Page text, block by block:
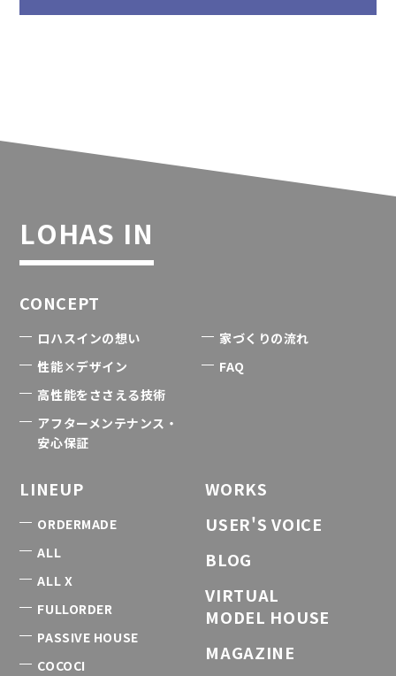
LOHAS IN
CONCEPT
ロハスインの想い
性能×デザイン
高性能をささえる技術
アフターメンテナンス・
安心保証
家づくりの流れ
FAQ
LINEUP
ORDERMADE
ALL
ALL X
FULLORDER
PASSIVE HOUSE
COCOCI
WORKS
USER'S VOICE
BLOG
VIRTUAL
MODEL HOUSE
MAGAZINE